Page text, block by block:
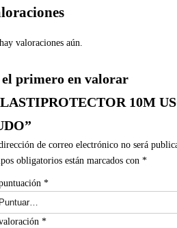
valoraciones aún.
el primero en valorar
10M
de correo electrónico no será
obligatorios están marcados con *
*
*